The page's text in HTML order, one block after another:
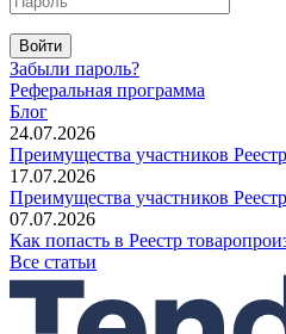
Войти
Забыли пароль?
Реферальная программа
Блог
24.07.2026
Преимущества участников
17.07.2026
Преимущества участников
07.07.2026
Как попасть в Реестр
Все статьи